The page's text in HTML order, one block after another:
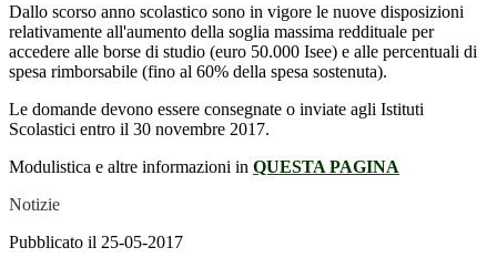
Dallo scorso anno scolastico sono in vigore le nuove disposizioni
relativamente all'aumento della soglia massima reddituale per
accedere alle borse di studio (euro 50.000 Isee) e alle percentuali di
spesa rimborsabile (fino al 60% della spesa sostenuta).
Le domande devono essere consegnate o inviate agli Istituti
Scolastici entro il 30 novembre 2017.
Modulistica e altre informazioni in QUESTA PAGINA
Notizie
Pubblicato il 25-05-2017